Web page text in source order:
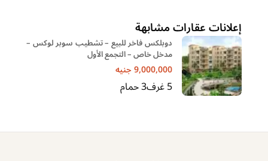
إعلانات عقارات مشابهة
دوبلكس فاخر للبيع – تشطيب سوبر لوكس –
مدخل خاص – التجمع الأول
9,000,000جنيه
5غرف3حمام